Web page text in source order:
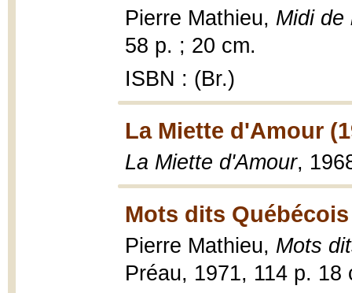
Pierre Mathieu, Midi de
58 p. ; 20 cm.
ISBN : (Br.)
La Miette d'Amour
La Miette d'Amour,
Mots dits Québécois
Pierre Mathieu, Mots
Préau, 1971, 114 p. 18